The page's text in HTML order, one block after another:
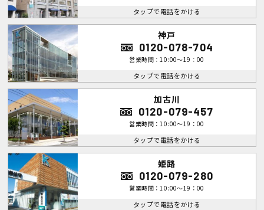
タップで電話をかける
神戸
0120-078-704
営業時間：10:00～19：00
タップで電話をかける
加古川
0120-079-457
営業時間：10:00～19：00
タップで電話をかける
姫路
0120-079-280
営業時間：10:00～19：00
タップで電話をかける